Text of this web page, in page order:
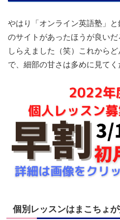
やはり「オンライン英語塾」
のサイトがあったほうが良い
しらえました（笑）これから
で、細部の甘さは多めに見てく
個別レッスンはまこちょ